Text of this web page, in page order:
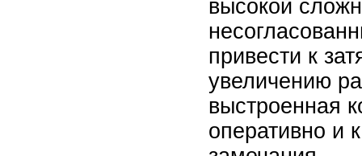
высокой
привести к
увеличению
выстроенная
оперативно и